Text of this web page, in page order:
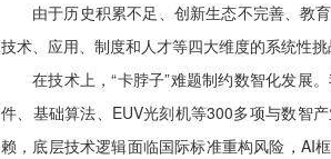
由于历史积累不足、创新生态不完善、教
技术、应用、制度和人才等四大维度的系统性挑
在技术上，“卡脖子”难题制约数智化发展
件、基础算法、EUV光刻机等300多项与数智
赖，底层技术逻辑面临国际标准重构风险，AI